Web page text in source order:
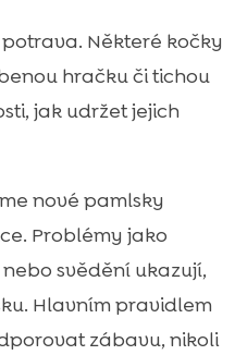
Některé kočky
hračku či tichou
jak udržet jejich
nové pamlsky
Problémy jako
svědění ukazují,
Hlavním pravidlem
zábavu, nikoli